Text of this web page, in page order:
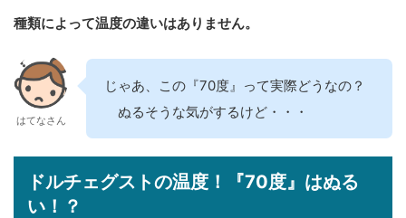
種類によって温度の違いはありません。
はてなさん
じゃあ、この『70度』って実際どうなの？
ぬるそうな気がするけど・・・
ドルチェグストの温度！『70度』はぬる
い！？